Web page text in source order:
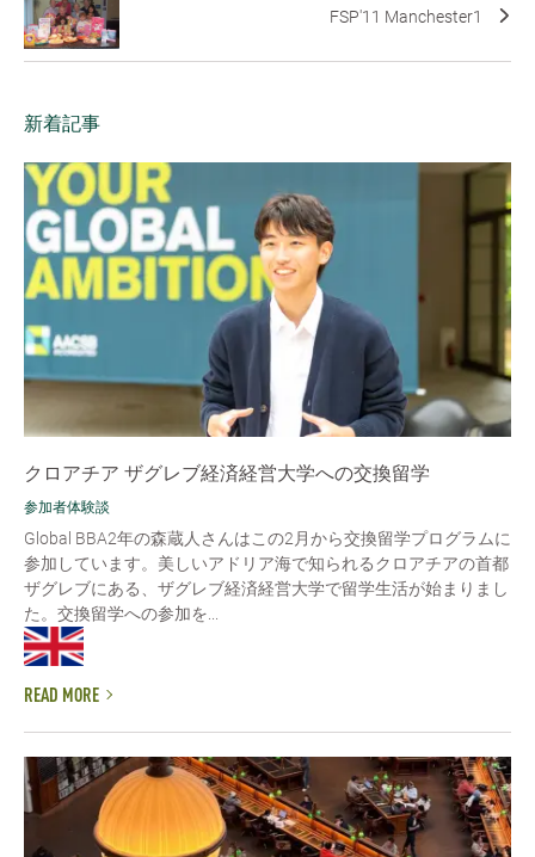
FSP'11 Manchester1
新着記事
クロアチア ザグレブ経済経営大学への交換留学
参加者体験談
Global BBA2年の森蔵人さんはこの2月から交換留学プログラムに
参加しています。美しいアドリア海で知られるクロアチアの首都
ザグレブにある、ザグレブ経済経営大学で留学生活が始まりまし
た。交換留学への参加を...
READ MORE